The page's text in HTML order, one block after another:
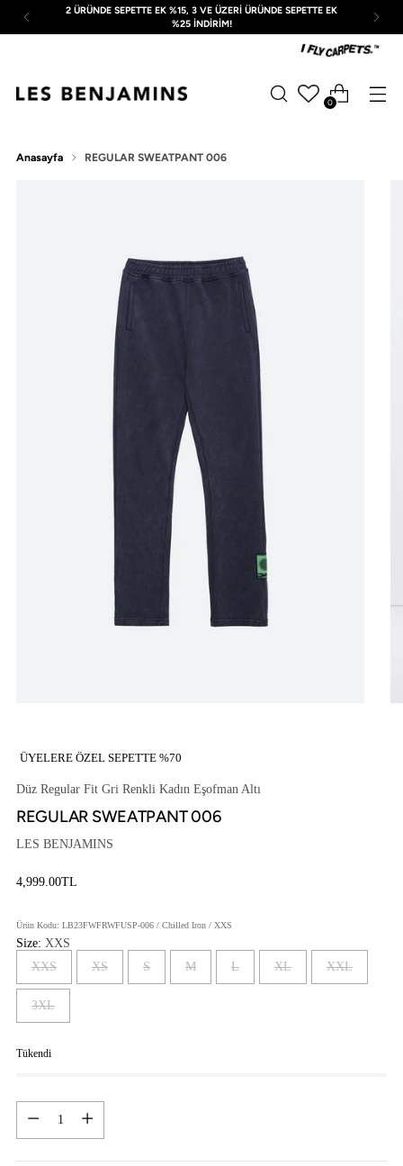
2 ÜRÜNDE SEPETTE EK %15, 3 VE ÜZERİ ÜRÜNDE SEPETTE EK
%25 İNDİRİM!
0
Anasayfa REGULAR SWEATPANT 006
ÜYELERE ÖZEL SEPETTE %70
Düz Regular Fit Gri Renkli Kadın Eşofman Altı
REGULAR SWEATPANT 006
LES BENJAMINS
Fiyat
4,999.00TL
Ürün Kodu: LB23FWFRWFUSP-006 / Chilled Iron / XXS
Size: XXS
XXS
XS S M L XL XXL
3XL
Tükendi